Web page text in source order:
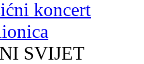
koncert
SVIJET